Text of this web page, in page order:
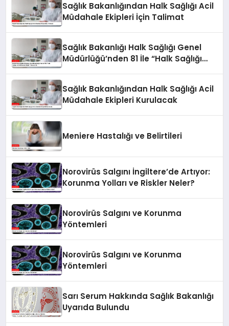
Sağlık Bakanlığından Halk Sağlığı Acil
Müdahale Ekipleri İçin Talimat
Sağlık Bakanlığı Halk Sağlığı Genel
Müdürlüğü’nden 81 İle “Halk Sağlığı
Sağlık Bakanlığından Halk Sağlığı Acil
Müdahale Ekipleri Kurulacak
Meniere Hastalığı ve Belirtileri
Norovirüs Salgını İngiltere’de Artıyor:
Korunma Yolları ve Riskler Neler?
Norovirüs Salgını ve Korunma
Yöntemleri
Norovirüs Salgını ve Korunma
Yöntemleri
Sarı Serum Hakkında Sağlık Bakanlığı
Uyarıda Bulundu